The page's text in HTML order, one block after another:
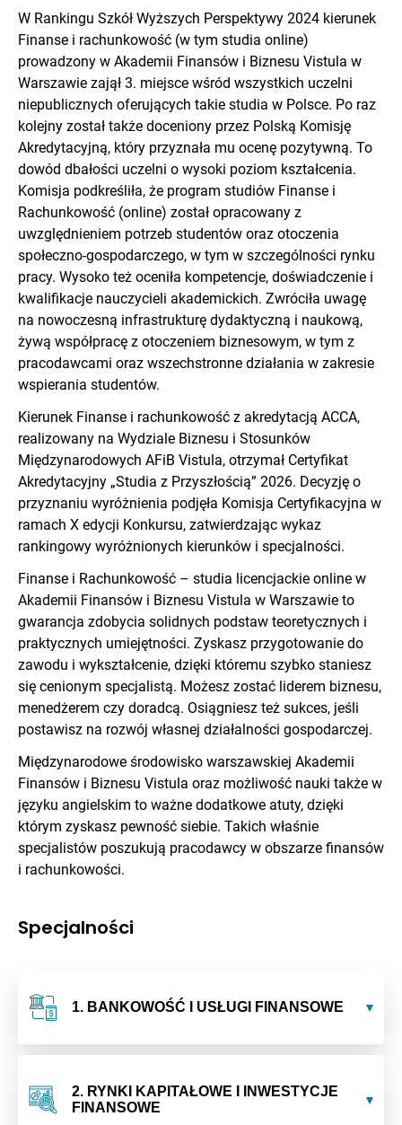
W Rankingu Szkół Wyższych Perspektywy 2024 kierunek
Finanse i rachunkowość (w tym studia online)
prowadzony w Akademii Finansów i Biznesu Vistula w
Warszawie zajął 3. miejsce wśród wszystkich uczelni
niepublicznych oferujących takie studia w Polsce. Po raz
kolejny został także doceniony przez Polską Komisję
Akredytacyjną, który przyznała mu ocenę pozytywną. To
dowód dbałości uczelni o wysoki poziom kształcenia.
Komisja podkreśliła, że program studiów Finanse i
Rachunkowość (online) został opracowany z
uwzględnieniem potrzeb studentów oraz otoczenia
społeczno-gospodarczego, w tym w szczególności rynku
pracy. Wysoko też oceniła kompetencje, doświadczenie i
kwalifikacje nauczycieli akademickich. Zwróciła uwagę
na nowoczesną infrastrukturę dydaktyczną i naukową,
żywą współpracę z otoczeniem biznesowym, w tym z
pracodawcami oraz wszechstronne działania w zakresie
wspierania studentów.
Kierunek Finanse i rachunkowość z akredytacją ACCA,
realizowany na Wydziale Biznesu i Stosunków
Międzynarodowych AFiB Vistula, otrzymał Certyfikat
Akredytacyjny „Studia z Przyszłością” 2026. Decyzję o
przyznaniu wyróżnienia podjęła Komisja Certyfikacyjna w
ramach X edycji Konkursu, zatwierdzając wykaz
rankingowy wyróżnionych kierunków i specjalności.
Finanse i Rachunkowość – studia licencjackie online w
Akademii Finansów i Biznesu Vistula w Warszawie to
gwarancja zdobycia solidnych podstaw teoretycznych i
praktycznych umiejętności. Zyskasz przygotowanie do
zawodu i wykształcenie, dzięki któremu szybko staniesz
się cenionym specjalistą. Możesz zostać liderem biznesu,
menedżerem czy doradcą. Osiągniesz też sukces, jeśli
postawisz na rozwój własnej działalności gospodarczej.
Międzynarodowe środowisko warszawskiej Akademii
Finansów i Biznesu Vistula oraz możliwość nauki także w
języku angielskim to ważne dodatkowe atuty, dzięki
którym zyskasz pewność siebie. Takich właśnie
specjalistów poszukują pracodawcy w obszarze finansów
i rachunkowości.
Specjalności
1. BANKOWOŚĆ I USŁUGI FINANSOWE
2. RYNKI KAPITAŁOWE I INWESTYCJE
FINANSOWE